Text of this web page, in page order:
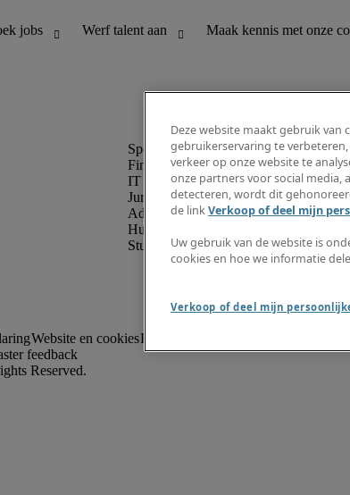
Finance en boekhouding
IT en digital
Juridisch
Administratie en office support
Human resources
Student
Website en cookiesRekruteringsvoorwaarden
feedback
Deze website maakt gebruik
gebruikerservaring te
verkeer op onze website te
onze partners voor social media,
detecteren, wordt dit
de linkVerkoop of deel mijn
Uw gebruik van de website is
cookies en hoe we informatie
Verkoop of deel mijn